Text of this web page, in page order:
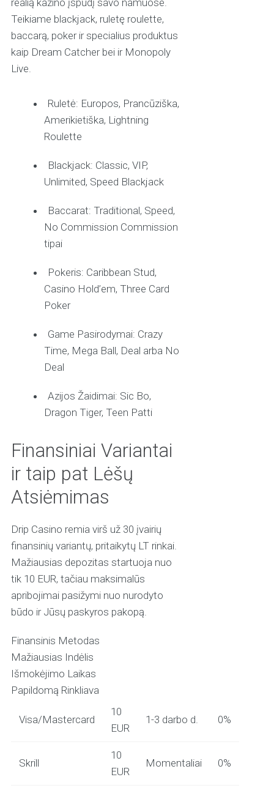
Teikiame blackjack, ruletę roulette,
baccarą, poker ir specialius produktus
kaip Dream Catcher bei ir Monopoly
Live.
Ruletė: Europos, Prancūziška,
Amerikietiška, Lightning
Roulette
Blackjack: Classic, VIP,
Unlimited, Speed Blackjack
Baccarat: Traditional, Speed,
No Commission Commission
tipai
Pokeris: Caribbean Stud,
Casino Hold’em, Three Card
Poker
Game Pasirodymai: Crazy
Time, Mega Ball, Deal arba No
Deal
Azijos Žaidimai: Sic Bo,
Dragon Tiger, Teen Patti
Finansiniai Variantai
ir taip pat Lėšų
Atsiėmimas
Drip Casino remia virš už 30 įvairių
finansinių variantų, pritaikytų LT rinkai.
Mažiausias depozitas startuoja nuo
tik 10 EUR, tačiau maksimalūs
apribojimai pasižymi nuo nurodyto
būdo ir Jūsų paskyros pakopą.
Finansinis Metodas
Mažiausias Indėlis
Išmokėjimo Laikas
Papildomą Rinkliava
Visa/Mastercard
10
EUR
1-3 darbo d. 0%
Skrill
10
EUR
Momentaliai 0%